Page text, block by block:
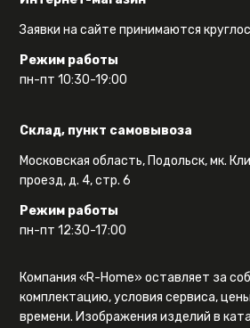
Заявки на сайте принимаются
Режим работы
пн-пт 10:30-19:00
Склад, пункт самовывоза
Московская область, Подольск, мк.
проезд, д. 4, стр. 6
Режим работы
пн-пт 12:30-17:00
Компания «R-Home» оставляет за
комплектацию, условия сервиса,
времени. Изображения изделий в